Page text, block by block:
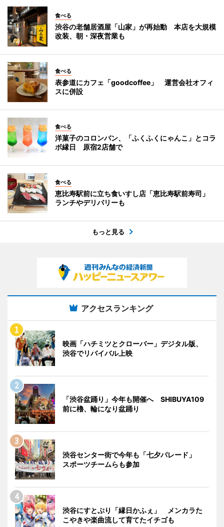
食べる
渋谷の老舗居酒屋「山家」が再始動 本店を大規模
改装、朝・深夜営業も
食べる
表参道にカフェ「goodcoffee」 運営会社オフィ
スに併設
食べる
洋菓子のコロンバン、「ふくふくにゃんこ」とコラ
ボ縁日 原宿2店舗で
食べる
恵比寿駅前に立ち食いすし店「恵比寿駅前寿司」
ランチやデリバリーも
もっと見る
アクセスランキング
映画「ハチミツとクローバー」デジタル版、
渋谷でリバイバル上映
「渋谷盆踊り」今年も開催へ SHIBUYA109
前に櫓、輪になり盆踊り
渋谷センター街で今年も「七夕パレード」
スポーツチームらも参加
渋谷にすとぷり「縁日かふぇ」 メンカラた
こやきや楽曲流して育てたイチゴも